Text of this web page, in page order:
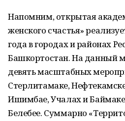
Напомним, открытая
женского счастья»
года в городах и районах
Башкортостан. На данный
девять масштабных
Стерлитамаке,
Ишимбае, Учалах и
Белебее. Суммарно